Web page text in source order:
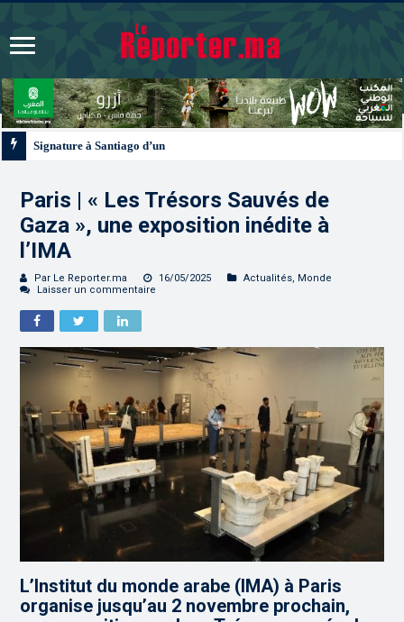
Paris | « Les Trésors Sauvés de
Gaza », une exposition inédite à
l’IMA
Par Le Reporter.ma 16/05/2025 Actualités, Monde
Laisser un commentaire
L’Institut du monde arabe (IMA) à Paris
organise jusqu’au 2 novembre prochain,